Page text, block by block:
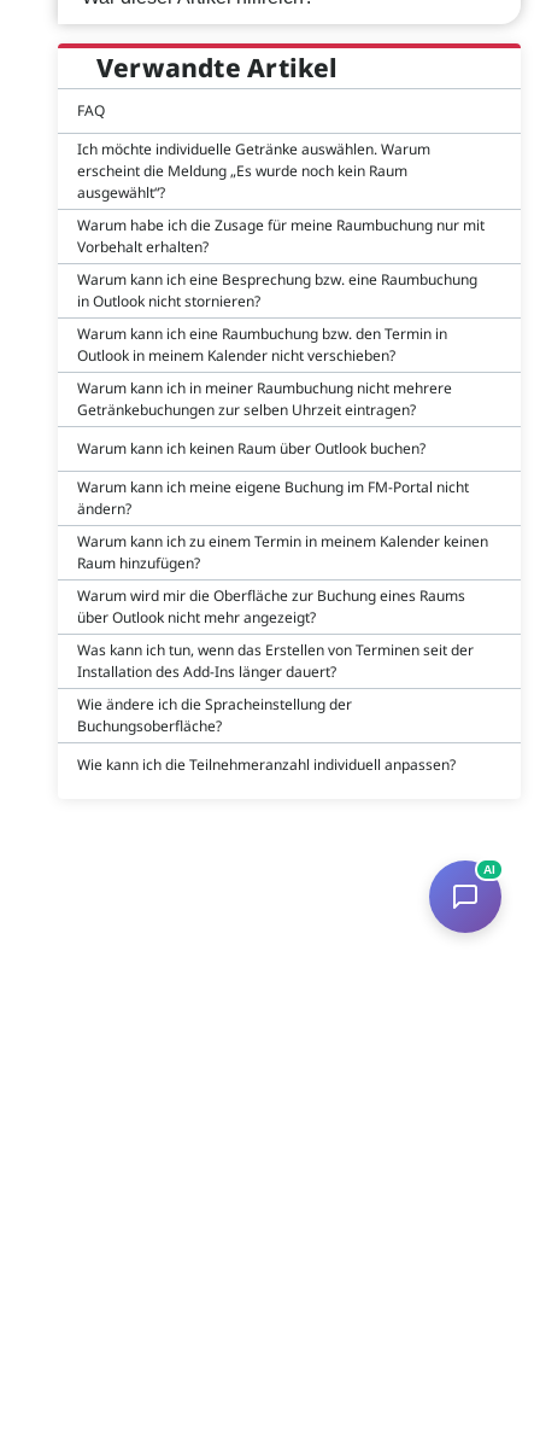
Verwandte Artikel
FAQ
Ich möchte individuelle Getränke auswählen. Warum
erscheint die Meldung „Es wurde noch kein Raum
ausgewählt“?
Warum habe ich die Zusage für meine Raumbuchung nur mit
Vorbehalt erhalten?
Warum kann ich eine Besprechung bzw. eine Raumbuchung
in Outlook nicht stornieren?
Warum kann ich eine Raumbuchung bzw. den Termin in
Outlook in meinem Kalender nicht verschieben?
Warum kann ich in meiner Raumbuchung nicht mehrere
Getränkebuchungen zur selben Uhrzeit eintragen?
Warum kann ich keinen Raum über Outlook buchen?
Warum kann ich meine eigene Buchung im FM-Portal nicht
ändern?
Warum kann ich zu einem Termin in meinem Kalender keinen
Raum hinzufügen?
Warum wird mir die Oberfläche zur Buchung eines Raums
über Outlook nicht mehr angezeigt?
Was kann ich tun, wenn das Erstellen von Terminen seit der
Installation des Add-Ins länger dauert?
Wie ändere ich die Spracheinstellung der
Buchungsoberfläche?
Wie kann ich die Teilnehmeranzahl individuell anpassen?
AI